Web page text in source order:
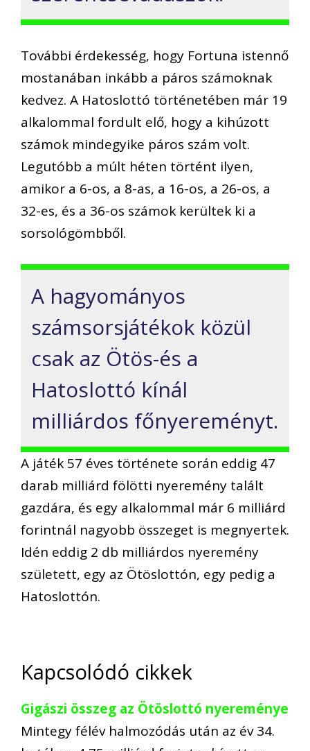
További érdekesség, hogy Fortuna istennő
mostanában inkább a páros számoknak
kedvez. A Hatoslottó történetében már 19
alkalommal fordult elő, hogy a kihúzott
számok mindegyike páros szám volt.
Legutóbb a múlt héten történt ilyen,
amikor a 6-os, a 8-as, a 16-os, a 26-os, a
32-es, és a 36-os számok kerültek ki a
sorsológömbből.
A hagyományos
számsorsjátékok közül
csak az Ötös-és a
Hatoslottó kínál
milliárdos főnyereményt.
A játék 57 éves története során eddig 47
darab milliárd fölötti nyeremény talált
gazdára, és egy alkalommal már 6 milliárd
forintnál nagyobb összeget is megnyertek.
Idén eddig 2 db milliárdos nyeremény
született, egy az Ötöslottón, egy pedig a
Hatoslottón.
Kapcsolódó cikkek
Gigászi összeg az Ötöslottó nyereménye
Mintegy félév halmozódás után az év 34.